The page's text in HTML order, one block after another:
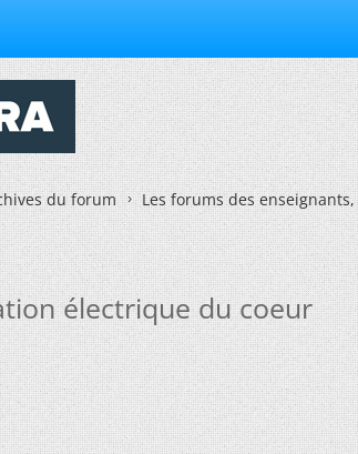
du forum Les forums des
électrique du coeur